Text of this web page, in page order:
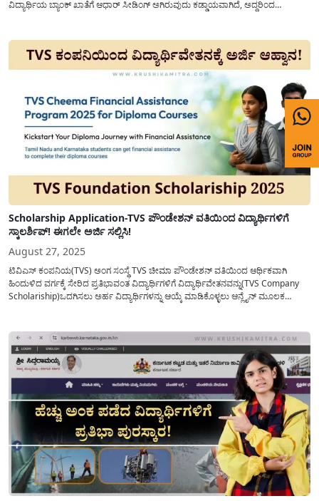
ವಿದ್ಯಾರ್ಥಿಯ ಬ್ಯಾಂಕ್ ಖಾತೆಗೆ ಆಧಾರ್ ಸೀಡಿಂಗ್ ಅಗಿರುವುದು ಕಡ್ಡಾಯವಾಗಿದೆ, ಅದ್ದರಿಂದ
ಕುರಿತು...
Scholarship Application-TVS ಪೌಂಡೇಶನ್ ವತಿಯಿಂದ ವಿದ್ಯಾರ್ಥಿಗಳಿಗೆ
ಸ್ಕಾಲರ್ಶಿಪ್! ಈಗಲೇ ಅರ್ಜಿ ಸಲ್ಲಿಸಿ!
August 27, 2025
ಟಿವಿಎಸ್ ಕಂಪನಿಯ(TVS) ಅಂಗ ಸಂಸ್ಥೆ TVS ಚೀಮಾ ಪೌಂಡೇಶನ್ ವತಿಯಿಂದ ಆರ್ಥಿಕವಾಗಿ
ಹಿಂದುಳಿದ ವರ್ಗಕ್ಕೆ ಸೇರಿದ ಪ್ರತಿಭಾವಂತ ವಿದ್ಯಾರ್ಥಿಗಳಿಗೆ ವಿದ್ಯಾರ್ಥಿವೇತನವನ್ನು(TVS Company
Scholariship)ಒದಗಿಸಲು ಅರ್ಹ ವಿದ್ಯಾರ್ಥಿಗಳನ್ನು ಆಯ್ಕೆ ಮಾಡಿಕೊಳ್ಳಲು ಆನ್ಲೈನ್ ಮೂಲಕ
Foundation Scholariship”...